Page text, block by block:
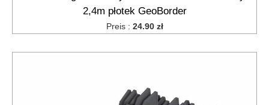
2,4m płotek GeoBorder
Preis : 24.90 zł